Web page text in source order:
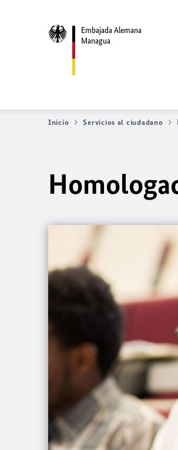
Embajada Alemana
Managua
Inicio Servicios al ciudadano